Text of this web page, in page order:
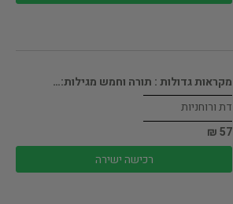
מקראות גדולות : תורה וחמש מגילות:…
דת ורוחניות
57 ₪
רכישה ישירה